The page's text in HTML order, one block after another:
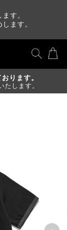
す。
ます。
ります。
します。